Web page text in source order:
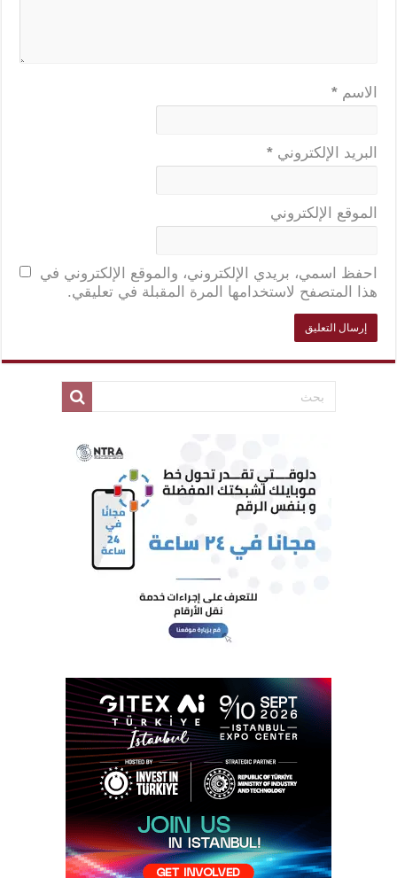
الاسم *
البريد الإلكتروني *
الموقع الإلكتروني
احفظ اسمي، بريدي الإلكتروني، والموقع الإلكتروني في
هذا المتصفح لاستخدامها المرة المقبلة في تعليقي.